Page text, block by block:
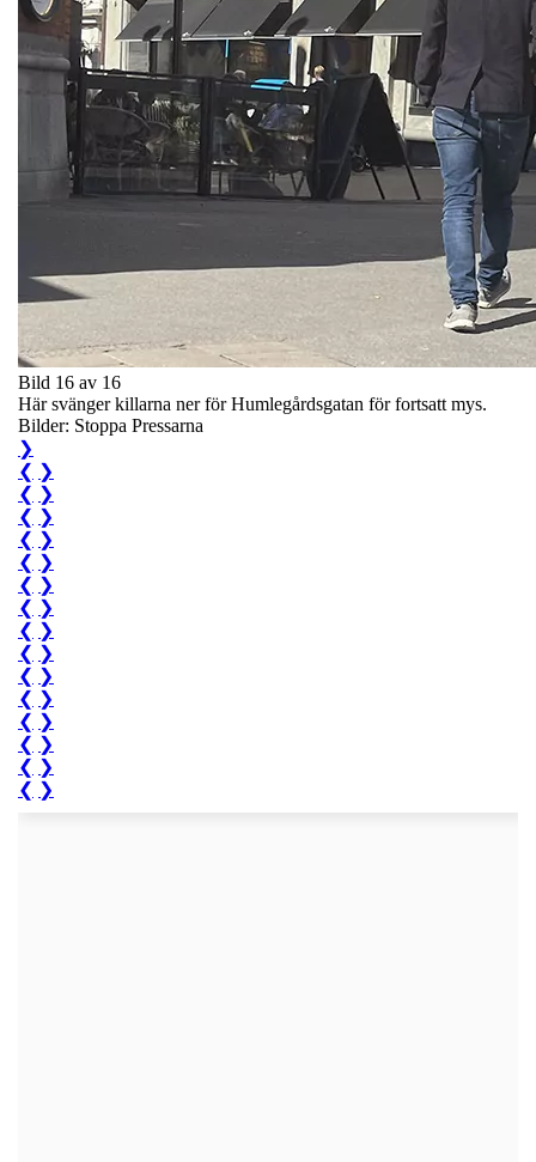
Bild 16 av 16
Här svänger killarna ner för Humlegårdsgatan för fortsatt mys.
Bilder: Stoppa Pressarna
❯
❮ ❯
❮ ❯
❮ ❯
❮ ❯
❮ ❯
❮ ❯
❮ ❯
❮ ❯
❮ ❯
❮ ❯
❮ ❯
❮ ❯
❮ ❯
❮ ❯
❮ ❯